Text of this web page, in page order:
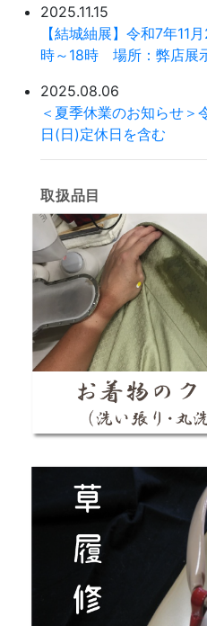
2025.11.15
【結城紬展】令和7年11
時～18時 場所：弊店展
2025.08.06
＜夏季休業のお知らせ＞
日(日)定休日を含む
取扱品目